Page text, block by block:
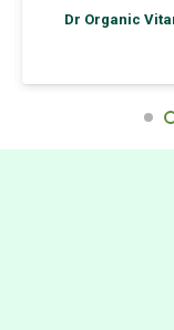
Dr Organic